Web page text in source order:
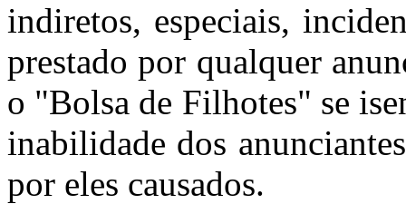
indiretos, especiais,
prestado por qualquer
o "Bolsa de Filhotes" se
inabilidade dos
por eles causados.